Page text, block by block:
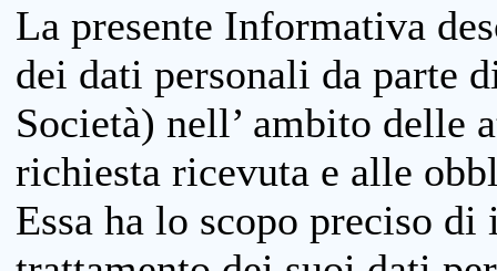
La presente Informativa
dei dati personali da parte
Società) nell’ ambito delle
richiesta ricevuta e alle
Essa ha lo scopo preciso